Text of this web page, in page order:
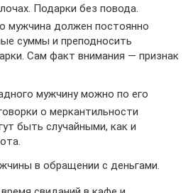
Подарки без повода.
мужчина должен постоянно
суммы и преподносить
Сам факт внимания — признак
мужчину можно по его
о меркантильности
быть случайными, как и
в обращении с деньгами.